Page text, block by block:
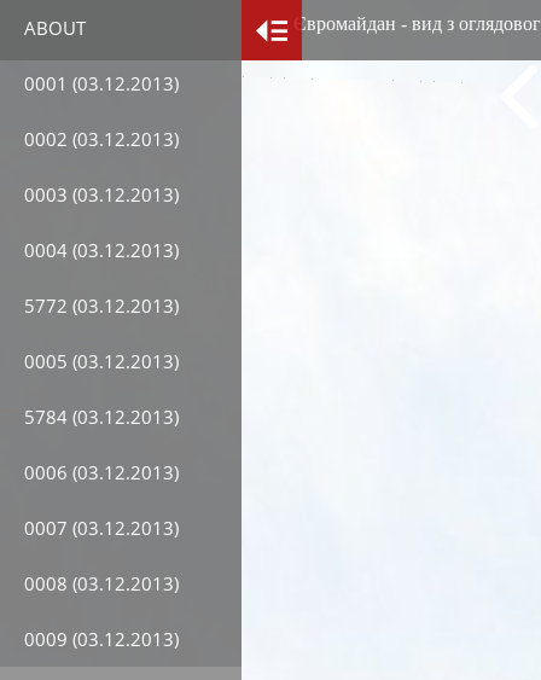
ABOUT
0001 (03.12.2013)
0002 (03.12.2013)
0003 (03.12.2013)
0004 (03.12.2013)
5772 (03.12.2013)
0005 (03.12.2013)
5784 (03.12.2013)
0006 (03.12.2013)
0007 (03.12.2013)
0008 (03.12.2013)
0009 (03.12.2013)
Євромайдан - вид з